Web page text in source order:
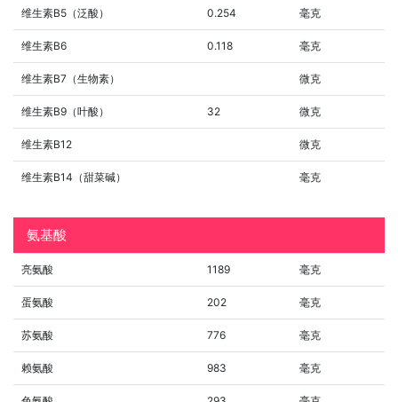
维生素B5（泛酸） 0.254 毫克
维生素B6 0.118 毫克
维生素B7（生物素） 微克
维生素B9（叶酸） 32 微克
维生素B12 微克
维生素B14（甜菜碱） 毫克
氨基酸
亮氨酸 1189 毫克
蛋氨酸 202 毫克
苏氨酸 776 毫克
赖氨酸 983 毫克